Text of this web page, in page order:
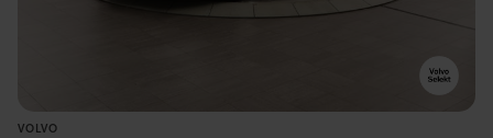
VOLVO